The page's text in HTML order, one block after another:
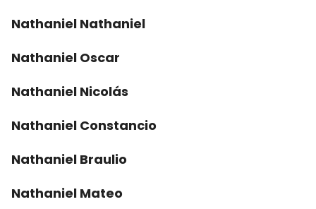
Nathaniel Nathaniel
Nathaniel Oscar
Nathaniel Nicolás
Nathaniel Constancio
Nathaniel Braulio
Nathaniel Mateo